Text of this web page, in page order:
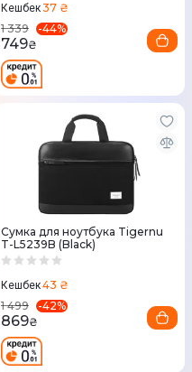
Кешбек37 ₴
1 339
-44%
749₴
Сумка для ноутбука Tigernu
T-L5239B (Black)
Кешбек43 ₴
1 499
-42%
869₴